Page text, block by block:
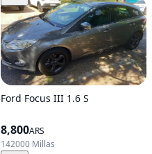
Ford Focus III 1.6 S
8,800ARS
142000 Millas